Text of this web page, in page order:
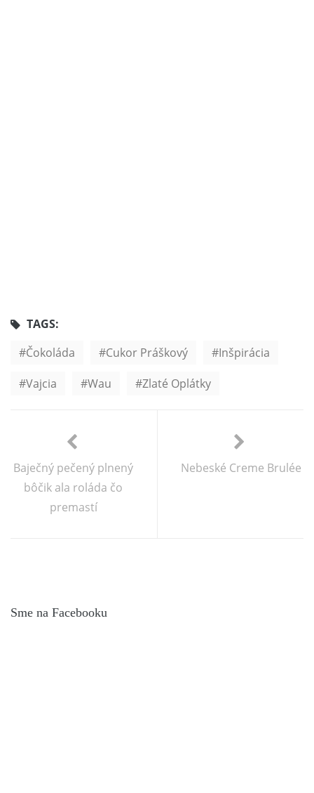
TAGS:
Čokoláda
Cukor Práškový
Inšpirácia
Vajcia
Wau Zlaté Oplátky
Baječný pečený plnený
bôčik ala roláda čo
premastí
Nebeské Creme Brulée
Sme na Facebooku